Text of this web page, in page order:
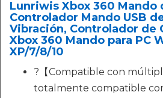
Lunriwis Xbox 360 Mando
Controlador Mando USB
Vibración, Controlador de
Xbox 360 Mando para PC
XP/7/8/10
?【Compatible con
totalmente compatible